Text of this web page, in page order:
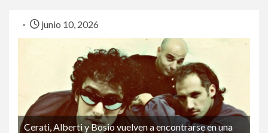
junio 10, 2026
Cerati, Alberti y Bosio vuelven a encontrarse en una